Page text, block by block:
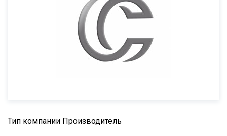
Тип компании Производитель